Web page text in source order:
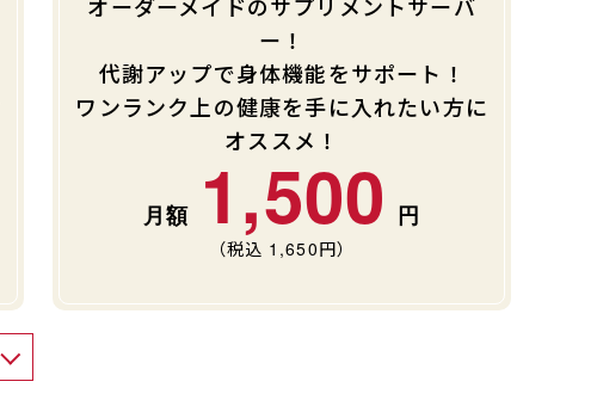
ー！
代謝アップで身体機能をサポート！
ワンランク上の健康を手に入れたい方に
オススメ！
1,500
（税込 1,650円）